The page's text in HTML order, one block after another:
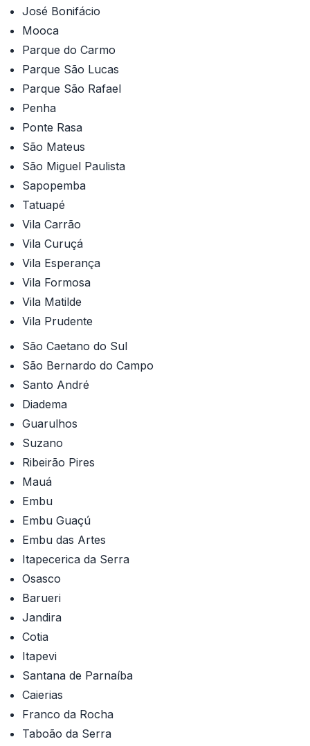
José Bonifácio
Mooca
Parque do Carmo
Parque São Lucas
Parque São Rafael
Penha
Ponte Rasa
São Mateus
São Miguel Paulista
Sapopemba
Tatuapé
Vila Carrão
Vila Curuçá
Vila Esperança
Vila Formosa
Vila Matilde
Vila Prudente
São Caetano do Sul
São Bernardo do Campo
Santo André
Diadema
Guarulhos
Suzano
Ribeirão Pires
Mauá
Embu
Embu Guaçú
Embu das Artes
Itapecerica da Serra
Osasco
Barueri
Jandira
Cotia
Itapevi
Santana de Parnaíba
Caierias
Franco da Rocha
Taboão da Serra